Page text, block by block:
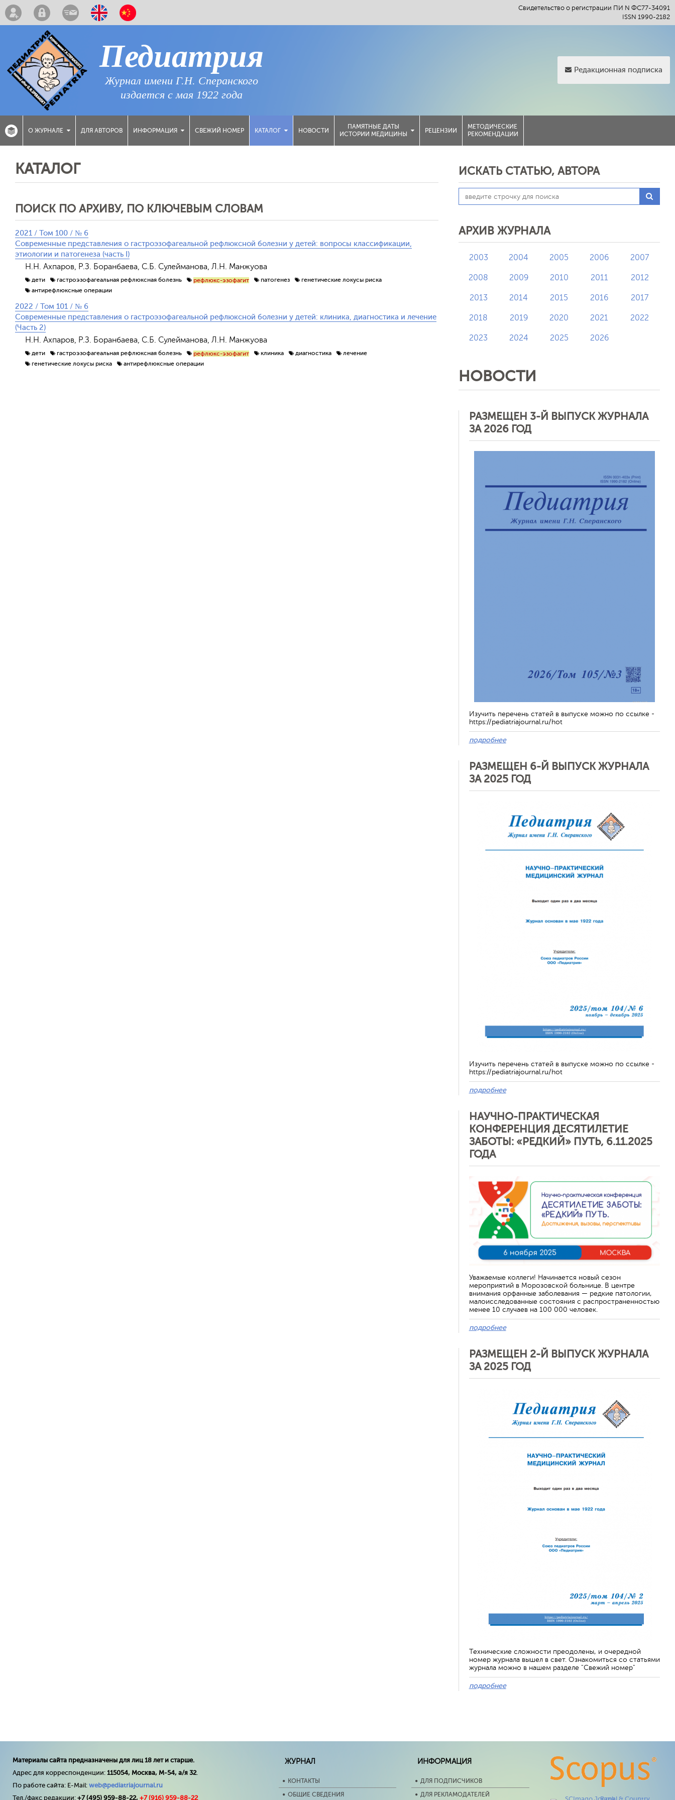
Свидетельство о регистрации ПИ N ФС77-34091
ISSN 1990-2182
Педиатрия
Журнал имени Г.Н. Сперанского
издается с мая 1922 года
Редакционная подписка
О ЖУРНАЛЕ ДЛЯ АВТОРОВ ИНФОРМАЦИЯ СВЕЖИЙ НОМЕР КАТАЛОГ НОВОСТИ
ПАМЯТНЫЕ ДАТЫ
ИСТОРИИ МЕДИЦИНЫ
РЕЦЕНЗИИ
МЕТОДИЧЕСКИЕ
РЕКОМЕНДАЦИИ
КАТАЛОГ
ПОИСК ПО АРХИВУ, ПО КЛЮЧЕВЫМ СЛОВАМ
2021 / Том 100 / № 6
Современные представления о гастроэзофагеальной рефлюксной болезни у детей: вопросы классификации,
этиологии и патогенеза (часть I)
Н.Н. Ахпаров, Р.З. Боранбаева, С.Б. Сулейманова, Л.Н. Манжуова
дети гастроэзофагеальная рефлюксная болезнь рефлюкс-эзофагит патогенез
генетические локусы риска
антирефлюксные операции
2022 / Том 101 / № 6
Современные представления о гастроэзофагеальной рефлюксной болезни у детей: клиника, диагностика и лечение
(Часть 2)
Н.Н. Ахпаров, Р.З. Боранбаева, С.Б. Сулейманова, Л.Н. Манжуова
дети гастроэзофагеальная рефлюксная болезнь рефлюкс-эзофагит клиника диагностика
лечение
генетические локусы риска
антирефлюксные операции
ИСКАТЬ СТАТЬЮ, АВТОРА
АРХИВ ЖУРНАЛА
2003 2004 2005 2006 2007
2008 2009 2010 2011 2012
2013 2014 2015 2016 2017
2018 2019 2020 2021 2022
2023 2024 2025 2026
НОВОСТИ
РАЗМЕЩЕН 3-Й ВЫПУСК ЖУРНАЛА
ЗА 2026 ГОД
Изучить перечень статей в выпуске можно по ссылке -
https://pediatriajournal.ru/hot
подробнее
РАЗМЕЩЕН 6-Й ВЫПУСК ЖУРНАЛА
ЗА 2025 ГОД
Изучить перечень статей в выпуске можно по ссылке -
https://pediatriajournal.ru/hot
подробнее
НАУЧНО-ПРАКТИЧЕСКАЯ
КОНФЕРЕНЦИЯ ДЕСЯТИЛЕТИЕ
ЗАБОТЫ: «РЕДКИЙ» ПУТЬ, 6.11.2025
ГОДА
Уважаемые коллеги! Начинается новый сезон
мероприятий в Морозовской больнице. В центре
внимания орфанные заболевания — редкие патологии,
малоисследованные состояния с распространенностью
менее 10 случаев на 100 000 человек.
подробнее
РАЗМЕЩЕН 2-Й ВЫПУСК ЖУРНАЛА
ЗА 2025 ГОД
Технические сложности преодолены, и очередной
номер журнала вышел в свет. Ознакомиться со статьями
журнала можно в нашем разделе "Свежий номер"
подробнее
Материалы сайта предназначены для лиц 18 лет и старше.
Адрес для корреспонденции: 115054, Москва, М-54, а/я 32.
По работе сайта: E-Mail: web@pediatriajournal.ru
Тел./факс редакции: +7 (495) 959-88-22, +7 (916) 959-88-22
ЖУРНАЛ
КОНТАКТЫ
ОБЩИЕ СВЕДЕНИЯ
ИНФОРМАЦИЯ
ДЛЯ ПОДПИСЧИКОВ
ДЛЯ РЕКЛАМОДАТЕЛЕЙ
Обратная связь
Отменить